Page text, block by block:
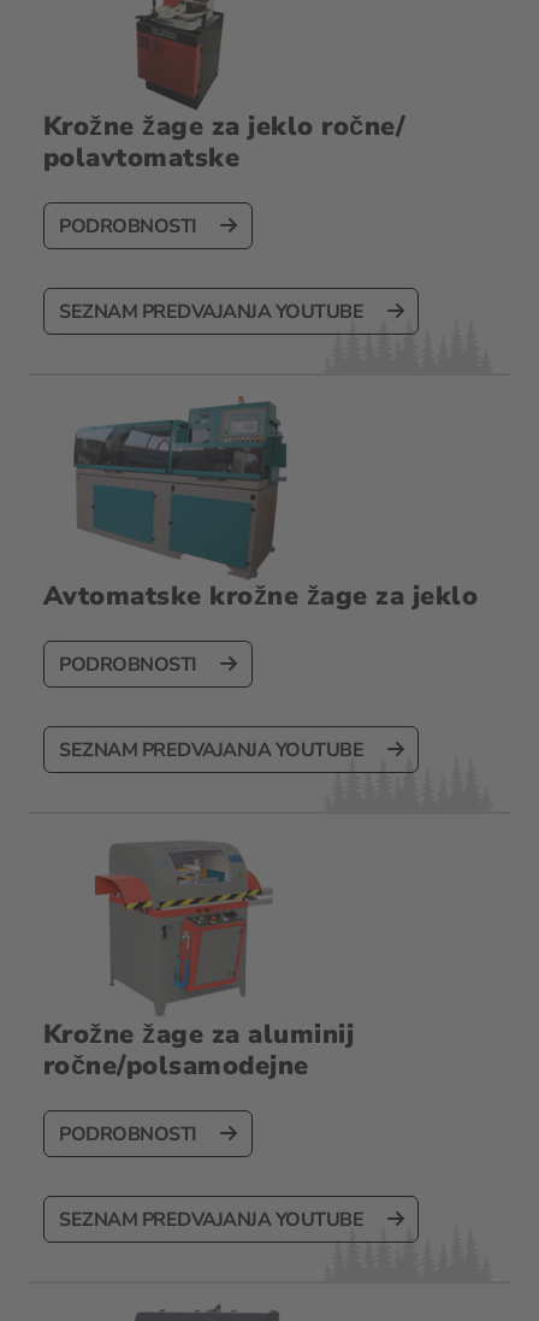
Krožne žage za jeklo ročne/
polavtomatske
PODROBNOSTI
SEZNAM PREDVAJANJA YOUTUBE
Avtomatske krožne žage za jeklo
PODROBNOSTI
SEZNAM PREDVAJANJA YOUTUBE
Krožne žage za aluminij
ročne/polsamodejne
PODROBNOSTI
SEZNAM PREDVAJANJA YOUTUBE